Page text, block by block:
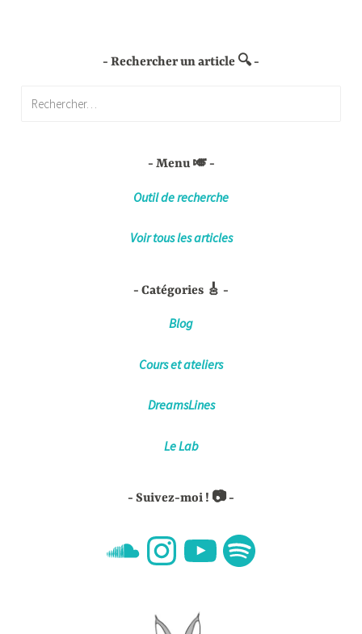
Rechercher un article 🔍
Menu 🎺
Outil de recherche
Voir tous les articles
Catégories 🎸
Blog
Cours et ateliers
DreamsLines
Le Lab
Suivez-moi ! 📷
SoundCloudInstagramYouTubeSpotify